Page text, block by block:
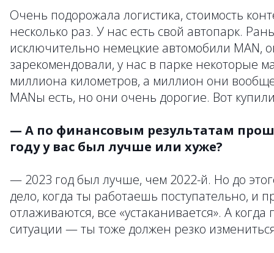
Очень подорожала логистика, стоимость
несколько раз. У нас есть свой автопарк.
исключительно немецкие автомобили MAN,
зарекомендовали, у нас в парке некоторые
миллиона километров, а миллион они
MANы есть, но они очень дорогие. Вот
— А по финансовым результатам
году у вас был лучше или хуже?
— 2023 год был лучше, чем 2022-й. Но до
дело, когда ты работаешь поступательно, и
отлаживаются, все «устаканивается». А
ситуации — ты тоже должен резко